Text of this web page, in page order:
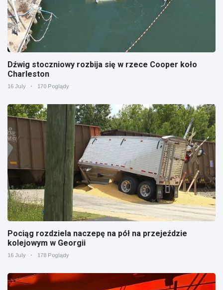
Dźwig stoczniowy rozbija się w rzece Cooper koło
Charleston
16 July 170 Poglądy
Pociąg rozdziela naczepę na pół na przejeździe
kolejowym w Georgii
16 July 178 Poglądy